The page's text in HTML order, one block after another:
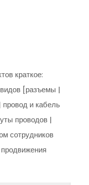
краткое:
[разъемы |
и кабель
проводов |
сотрудников